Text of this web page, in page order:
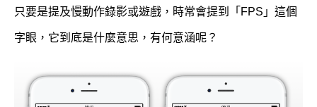
只要是提及慢動作錄影或遊戲，時常會提到「FPS」這個
字眼，它到底是什麼意思，有何意涵呢？